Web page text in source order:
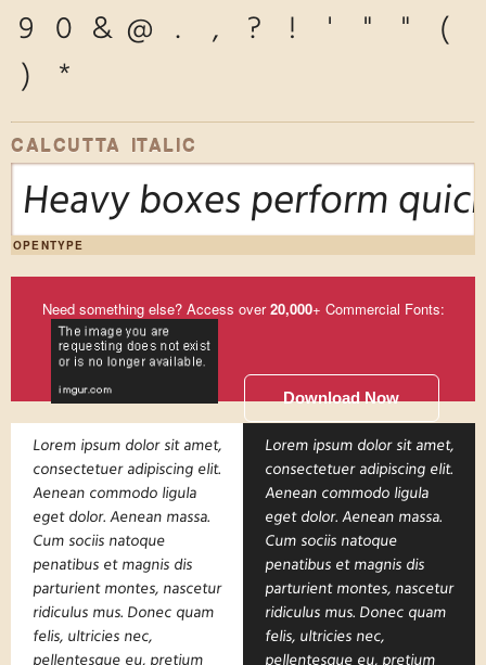
9
0 & @ . , ? ! ' " "
(
)
*
CALCUTTA ITALIC
Heavy boxes perform
OPENTYPE
Need something else? Access over20,000+ Commercial Fonts:
Download Now
Lorem ipsum dolor sit amet,
consectetuer adipiscing elit.
Aenean commodo ligula
eget dolor. Aenean massa.
Cum sociis natoque
penatibus et magnis dis
parturient montes, nascetur
ridiculus mus. Donec quam
felis, ultricies nec,
pellentesque eu, pretium
Lorem ipsum dolor sit amet,
consectetuer adipiscing elit.
Aenean commodo ligula
eget dolor. Aenean massa.
Cum sociis natoque
penatibus et magnis dis
parturient montes, nascetur
ridiculus mus. Donec quam
felis, ultricies nec,
pellentesque eu, pretium